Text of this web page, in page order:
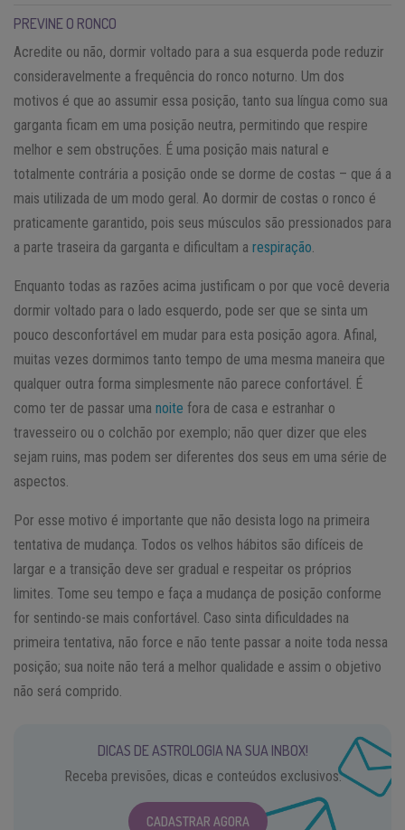
PREVINE O RONCO
Acredite ou não, dormir voltado para a sua esquerda pode reduzir
consideravelmente a frequência do ronco noturno. Um dos
motivos é que ao assumir essa posição, tanto sua língua como sua
garganta ficam em uma posição neutra, permitindo que respire
melhor e sem obstruções. É uma posição mais natural e
totalmente contrária a posição onde se dorme de costas – que á a
mais utilizada de um modo geral. Ao dormir de costas o ronco é
praticamente garantido, pois seus músculos são pressionados para
a parte traseira da garganta e dificultam a respiração
Enquanto todas as razões acima justificam o por que você deveria
dormir voltado para o lado esquerdo, pode ser que se sinta um
pouco desconfortável em mudar para esta posição agora. Afinal,
muitas vezes dormimos tanto tempo de uma mesma maneira que
qualquer outra forma simplesmente não parece confortável. É
como ter de passar uma noite fora de casa e estranhar o
travesseiro ou o colchão por exemplo; não quer dizer que eles
sejam ruins, mas podem ser diferentes dos seus em uma série de
aspectos.
Por esse motivo é importante que não desista logo na primeira
tentativa de mudança. Todos os velhos hábitos são difíceis de
largar e a transição deve ser gradual e respeitar os próprios
limites. Tome seu tempo e faça a mudança de posição conforme
for sentindo-se mais confortável. Caso sinta dificuldades na
primeira tentativa, não force e não tente passar a noite toda nessa
posição; sua noite não terá a melhor qualidade e assim o objetivo
não será comprido.
DICAS DE ASTROLOGIA NA SUA INBOX!
Receba previsões, dicas e conteúdos exclusivos.
CADASTRAR AGORA